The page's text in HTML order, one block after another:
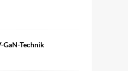
GaN-Technik